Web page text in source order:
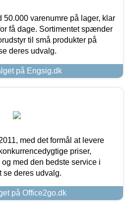
50.000 varenumre på lager, klar
få dage. Sortimentet spænder
til små produkter på
deres udvalg.
på Engsig.dk
med det formål at levere
priser,
og med den bedste service i
se deres udvalg.
på Office2go.dk